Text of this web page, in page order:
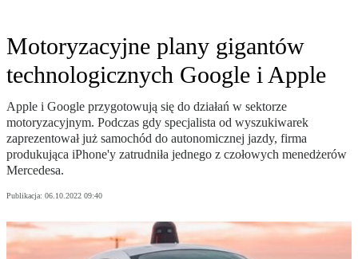
Motoryzacyjne plany gigantów
technologicznych Google i Apple
Apple i Google przygotowują się do działań w sektorze
motoryzacyjnym. Podczas gdy specjalista od wyszukiwarek
zaprezentował już samochód do autonomicznej jazdy, firma
produkująca iPhone'y zatrudniła jednego z czołowych menedżerów
Mercedesa.
Publikacja: 06.10.2022 09:40